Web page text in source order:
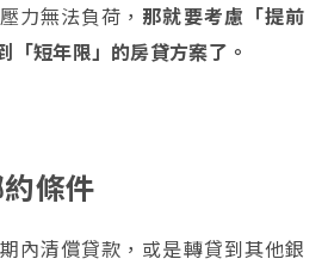
力無法負荷， 那就要考慮「提前
「短年限」的房貸方案了。
條件
內清償貸款，或是轉貸到其他銀